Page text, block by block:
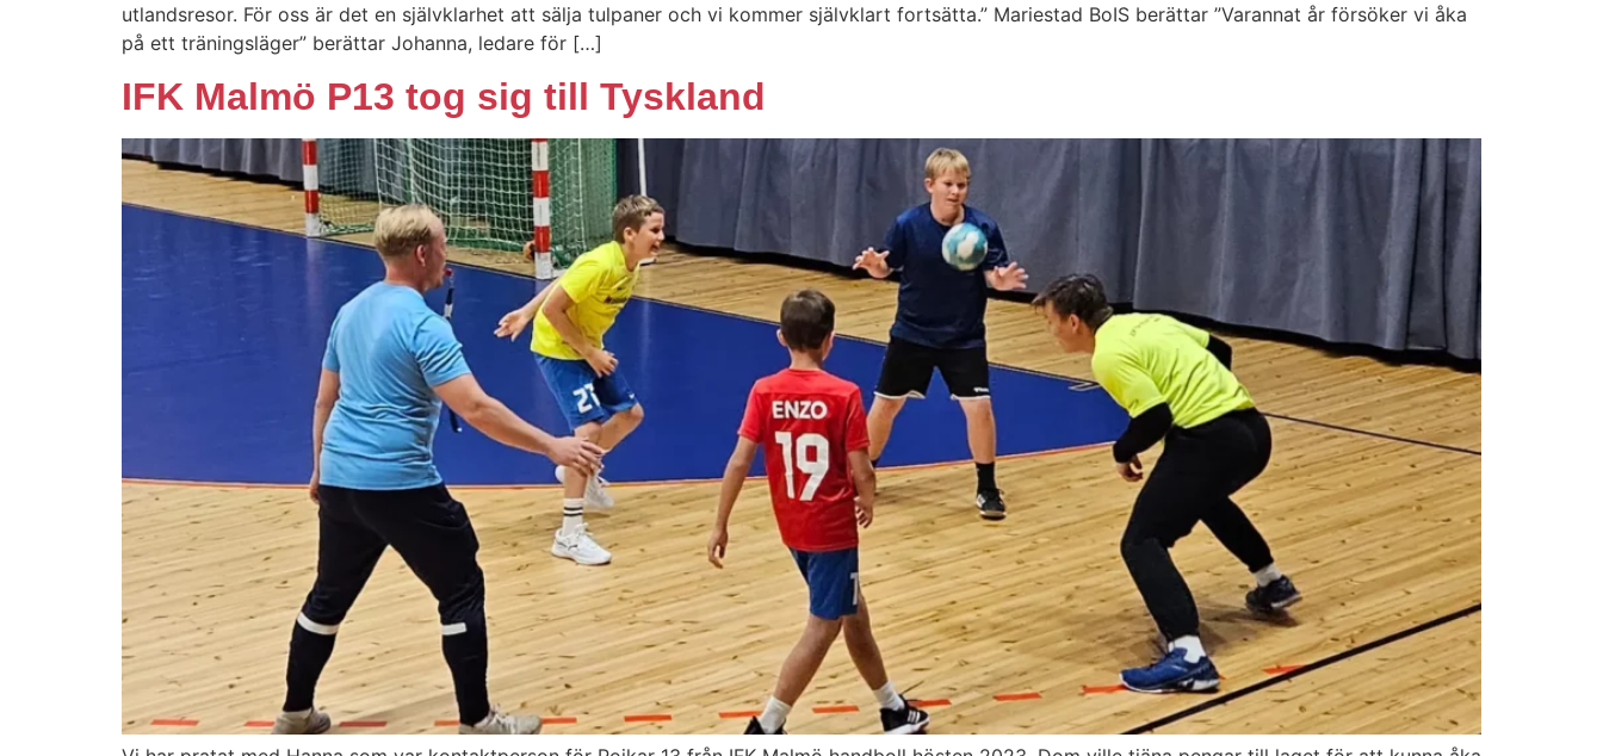
utlandsresor. För oss är det en självklarhet att sälja tulpaner och vi kommer självklart fortsätta.” Mariestad BoIS berättar ”Varannat år försöker vi åka
på ett träningsläger” berättar Johanna, ledare för […]
IFK Malmö P13 tog sig till Tyskland